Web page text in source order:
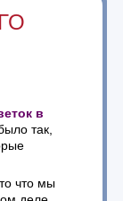
в
так,
что мы